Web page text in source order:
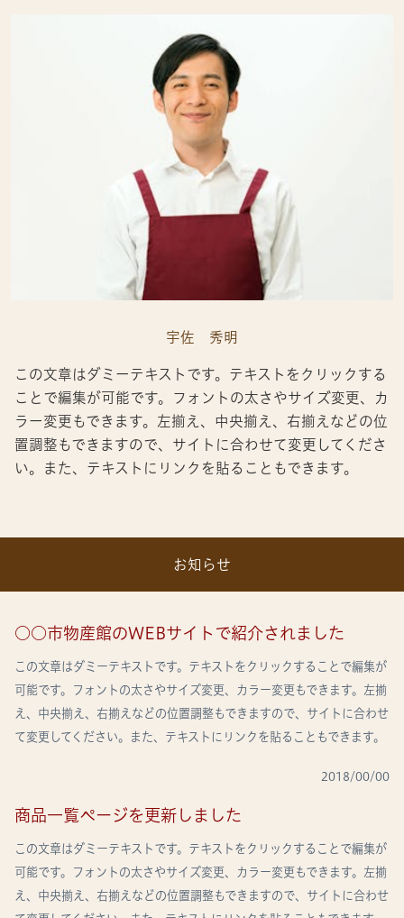
宇佐 秀明
この文章はダミーテキストです。テキストをクリックする
ことで編集が可能です。フォントの太さやサイズ変更、カ
ラー変更もできます。左揃え、中央揃え、右揃えなどの位
置調整もできますので、サイトに合わせて変更してくださ
い。また、テキストにリンクを貼ることもできます。
お知らせ
○○市物産館のWEBサイトで紹介されました
この文章はダミーテキストです。テキストをクリックすることで編集が
可能です。フォントの太さやサイズ変更、カラー変更もできます。左揃
え、中央揃え、右揃えなどの位置調整もできますので、サイトに合わせ
て変更してください。また、テキストにリンクを貼ることもできます。
2018/00/00
商品一覧ページを更新しました
この文章はダミーテキストです。テキストをクリックすることで編集が
可能です。フォントの太さやサイズ変更、カラー変更もできます。左揃
え、中央揃え、右揃えなどの位置調整もできますので、サイトに合わせ